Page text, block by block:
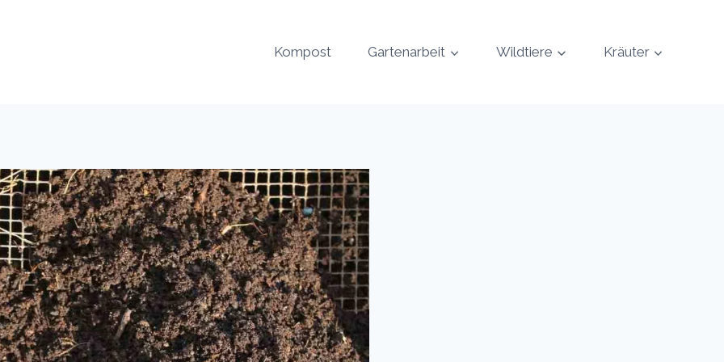
Kompost Gartenarbeit Wildtiere Kräuter